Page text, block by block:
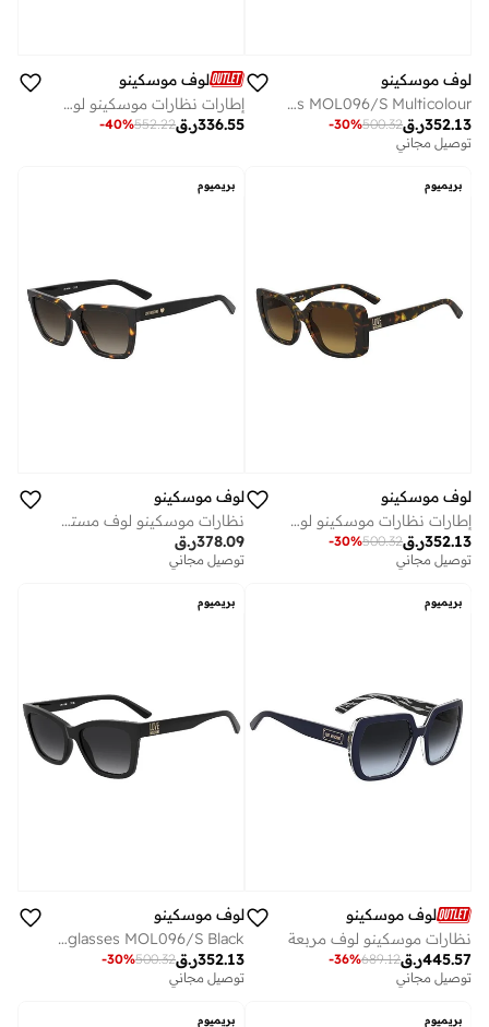
لوف موسكينو
MOSCHINO LOVE Sunglasses MOL096/S Multicolour
ر.ق352.13
500.32
-30%
توصيل مجاني
لوف موسكينو
إطارات نظارات موسكينو لوف مستطيلة
ر.ق336.55
552.22
-40%
بريميوم
لوف موسكينو
إطارات نظارات موسكينو لوف مستطيلة
ر.ق352.13
500.32
-30%
توصيل مجاني
بريميوم
لوف موسكينو
نظارات موسكينو لوف مستطيلة
ر.ق378.09
توصيل مجاني
بريميوم
لوف موسكينو
نظارات موسكينو لوف مربعة
ر.ق445.57
689.12
-36%
توصيل مجاني
بريميوم
لوف موسكينو
MOSCHINO LOVE Sunglasses MOL096/S Black
ر.ق352.13
500.32
-30%
توصيل مجاني
بريميوم بريميوم